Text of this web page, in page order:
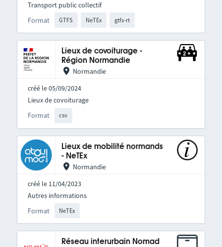
Format GTFS NeTEx gtfs-rt
Transport public collectif
Lieux de covoiturage -
Région Normandie
Normandie
créé le 05/09/2024
Format csv
Lieux de covoiturage
Lieux de mobilité normands
- NeTEx
Normandie
créé le 11/04/2023
Format NeTEx
Autres informations
Réseau interurbain Nomad